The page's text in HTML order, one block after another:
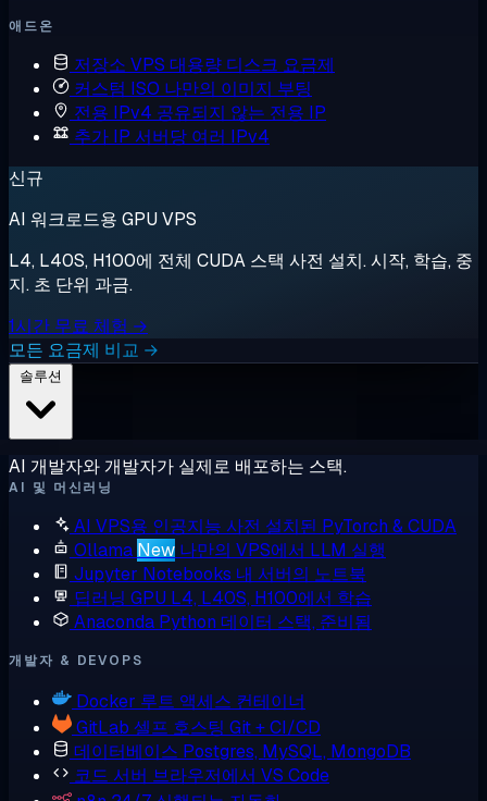
애드온
저장소 VPS 대용량 디스크 요금제
커스텀 ISO 나만의 이미지 부팅
전용 IPv4 공유되지 않는 전용 IP
추가 IP 서버당 여러 IPv4
신규
AI 워크로드용 GPU VPS
L4, L40S, H100에 전체 CUDA 스택 사전 설치. 시작, 학습, 중
지. 초 단위 과금.
1시간 무료 체험 →
모든 요금제 비교 →
AI 개발자와 개발자가 실제로 배포하는 스택.
AI 및 머신러닝
AI VPS용 인공지능 사전 설치된 PyTorch & CUDA
Ollama New 나만의 VPS에서 LLM 실행
Jupyter Notebooks 내 서버의 노트북
딥러닝 GPU L4, L40S, H100에서 학습
Anaconda Python 데이터 스택, 준비됨
개발자 & DEVOPS
Docker 루트 액세스 컨테이너
GitLab 셀프 호스팅 Git + CI/CD
데이터베이스 Postgres, MySQL, MongoDB
코드 서버 브라우저에서 VS Code